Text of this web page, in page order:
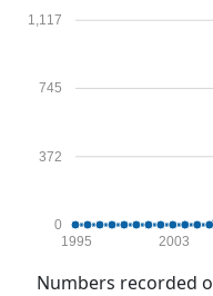
0
372
745
1,117
1995 2003
Numbers recorded